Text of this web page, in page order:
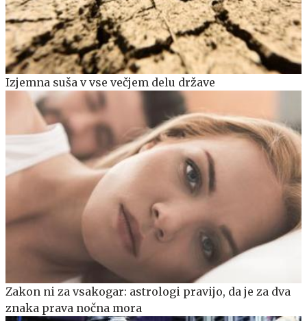
Izjemna suša v vse večjem delu države
Zakon ni za vsakogar: astrologi pravijo, da je za dva
znaka prava nočna mora